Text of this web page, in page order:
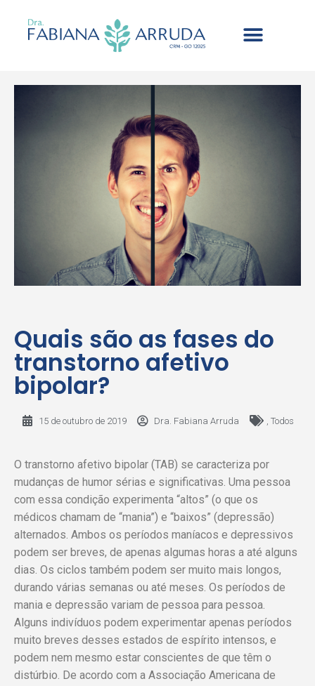
Quais são as fases do
transtorno afetivo
bipolar?
15 de outubro de 2019 Dra. Fabiana Arruda Todos
O transtorno afetivo bipolar (TAB) se caracteriza por
mudanças de humor sérias e significativas. Uma pessoa
com essa condição experimenta “altos” (o que os
médicos chamam de “mania”) e “baixos” (depressão)
alternados. Ambos os períodos maníacos e depressivos
podem ser breves, de apenas algumas horas a até alguns
dias. Os ciclos também podem ser muito mais longos,
durando várias semanas ou até meses. Os períodos de
mania e depressão variam de pessoa para pessoa.
Alguns indivíduos podem experimentar apenas períodos
muito breves desses estados de espírito intensos, e
podem nem mesmo estar conscientes de que têm o
distúrbio. De acordo com a Associação Americana de